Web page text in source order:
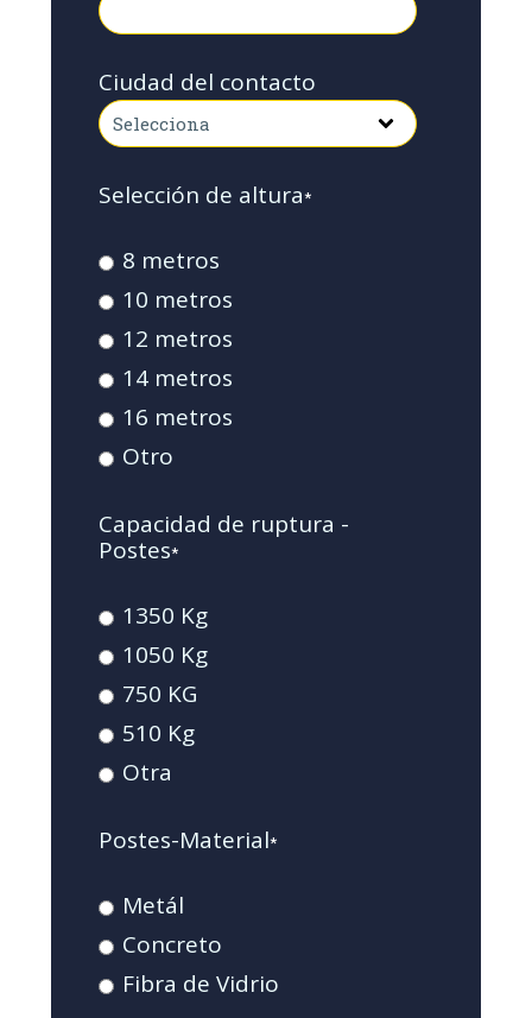
Ciudad del contacto
Selección de altura*
8 metros
10 metros
12 metros
14 metros
16 metros
Otro
Capacidad de ruptura -
Postes*
1350 Kg
1050 Kg
750 KG
510 Kg
Otra
Postes-Material*
Metál
Concreto
Fibra de Vidrio